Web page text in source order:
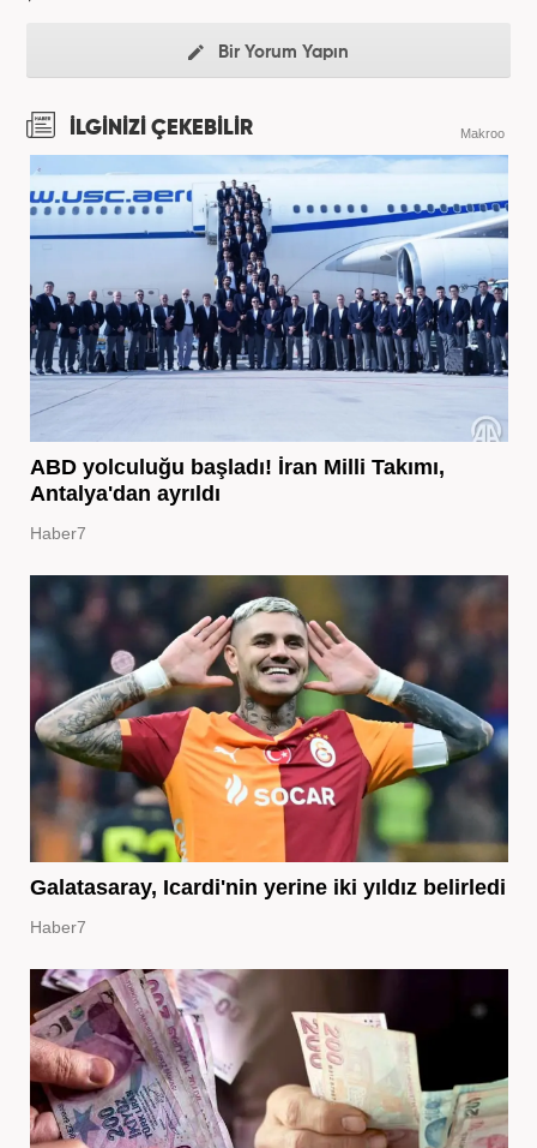
Bir Yorum Yapın
İLGİNİZİ ÇEKEBİLİR Makroo
ABD yolculuğu başladı! İran Milli Takımı,
Antalya'dan ayrıldı
Haber7
Galatasaray, Icardi'nin yerine iki yıldız belirledi
Haber7